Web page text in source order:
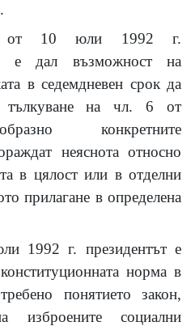
от 10 юли 1992 г.
е дал възможност на
в седемдневен срок да
тълкуване на чл. 6 от
конкретните
неяснота относно
в цялост или в отделни
прилагане в определена
1992 г. президентът е
норма в
понятието закон,
изброените социални